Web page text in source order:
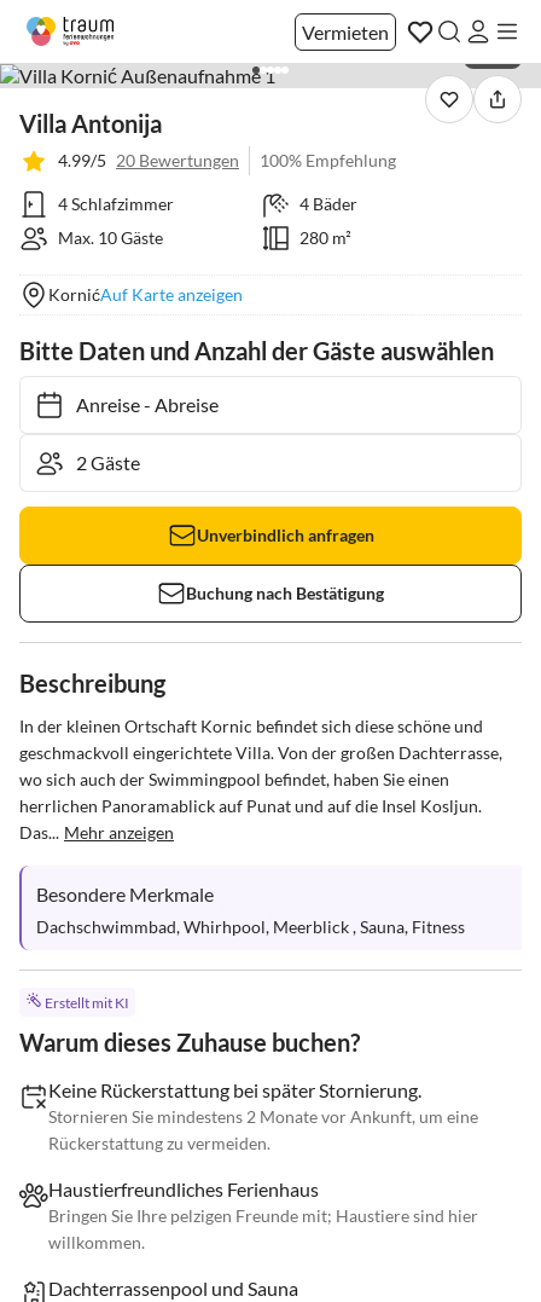
Vermieten
Villa Antonija
4.99/5 20 Bewertungen 100% Empfehlung
4 Schlafzimmer
4 Bäder
Max. 10 Gäste
280 m²
KornićAuf Karte anzeigen
Bitte Daten und Anzahl der Gäste auswählen
Anreise- Abreise
Unverbindlich anfragen
Buchung nach Bestätigung
Beschreibung
In der kleinen Ortschaft Kornic befindet sich diese schöne und
geschmackvoll eingerichtete Villa. Von der großen Dachterrasse,
wo sich auch der Swimmingpool befindet, haben Sie einen
herrlichen Panoramablick auf Punat und auf die Insel Kosljun.
Das... Mehr anzeigen
Besondere Merkmale
Dachschwimmbad, Whirhpool, Meerblick , Sauna, Fitness
Erstellt mit KI
Warum dieses Zuhause buchen?
Keine Rückerstattung bei später Stornierung.
Stornieren Sie mindestens 2 Monate vor Ankunft, um eine
Rückerstattung zu vermeiden.
Haustierfreundliches Ferienhaus
Bringen Sie Ihre pelzigen Freunde mit; Haustiere sind hier
willkommen.
Dachterrassenpool und Sauna